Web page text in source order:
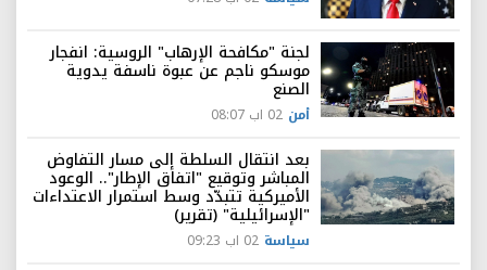
لجنة "مكافحة الإرهاب" الروسية: انفجار
موسكو ناجم عن عبوة ناسفة يدوية
الصنع
أمن 02 اب 08:07
بعد انتقال السلطة إلى مسار التفاوض
المباشر وتوقيع "اتفاق الإطار".. الوعود
الأميركية تتبدّد وسط استمرار الاعتداءات
"الإسرائيلية" (تقرير)
سياسة 02 اب 09:23